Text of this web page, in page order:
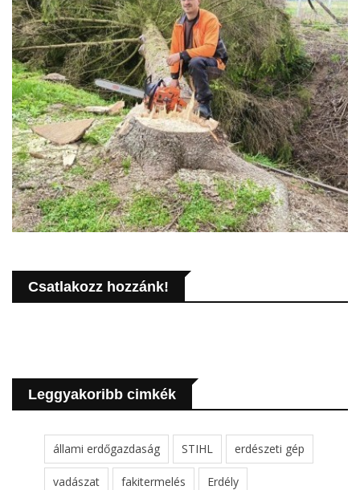
Csatlakozz hozzánk!
Leggyakoribb cimkék
állami erdőgazdaság STIHL erdészeti gép
vadászat fakitermelés Erdély